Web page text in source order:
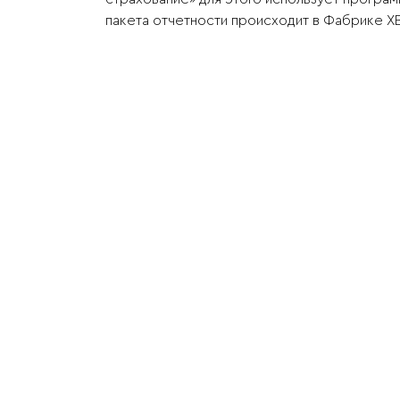
пакета отчетности происходит в Фабрике